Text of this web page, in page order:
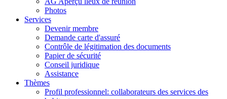
Photos
Services
Devenir membre
Demande carte d'assuré
Contrôle de légitimation des documents
Papier de sécurité
Conseil juridique
Assistance
Thèmes
Profil professionnel: collaborateurs des services des